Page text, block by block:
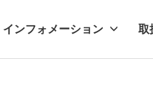
インフォメーション 取